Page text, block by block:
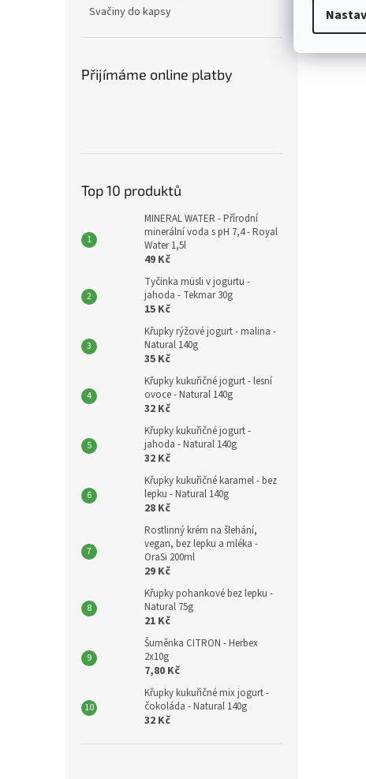
Svačiny do kapsy
Přijímáme online platby
Top 10 produktů
MINERAL WATER - Přírodní
minerální voda s pH 7,4 - Royal
Water 1,5l
49 Kč
Tyčinka müsli v jogurtu -
jahoda - Tekmar 30g
15 Kč
Křupky rýžové jogurt - malina -
Natural 140g
35 Kč
Křupky kukuřičné jogurt - lesní
ovoce - Natural 140g
32 Kč
Křupky kukuřičné jogurt -
jahoda - Natural 140g
32 Kč
Křupky kukuřičné karamel - bez
lepku - Natural 140g
28 Kč
Rostlinný krém na šlehání,
vegan, bez lepku a mléka -
OraSi 200ml
29 Kč
Křupky pohankové bez lepku -
Natural 75g
21 Kč
Šuměnka CITRON - Herbex
2x10g
7,80 Kč
Křupky kukuřičné mix jogurt -
čokoláda - Natural 140g
32 Kč